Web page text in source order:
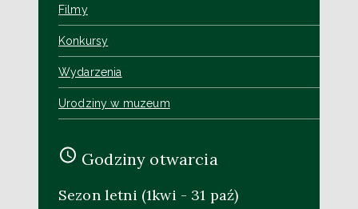
Filmy
Konkursy
Wydarzenia
Urodziny w muzeum
Godziny otwarcia
Sezon letni (1kwi - 31 paź)